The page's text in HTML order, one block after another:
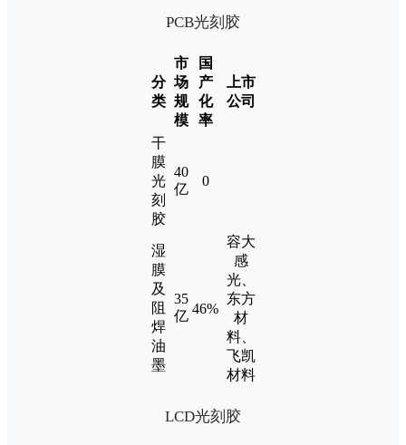
PCB光刻胶
分
类
市
场
规
模
国
产
化
率
上市
公司
干
膜
光
刻
胶
40
亿
0
湿
膜
及
阻
焊
油
墨
35
亿 46%
容大
感
光、
东方
材
料、
飞凯
材料
LCD光刻胶